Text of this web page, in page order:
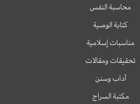
محاسبة النفس
كتابة الوصية
مناسبات إسلامية
تحقيقات ومقالات
آداب وسنن
مكتبة السراج